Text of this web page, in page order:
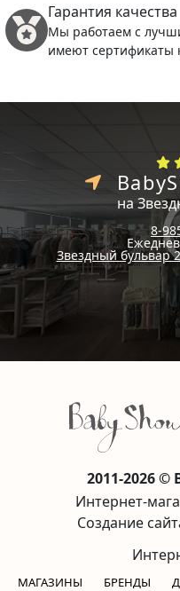
Гарантия качества
Мы работаем с
имеют сертификаты
на
8-
Звездный бульвар
2011-2026 ©
Интернет-
Создание
МАГАЗИНЫ БРЕНДЫ